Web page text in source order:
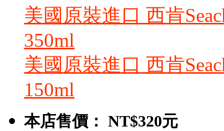
美國原裝進口 西肯
350ml
美國原裝進口 西肯
150ml
本店售價： NT$320元